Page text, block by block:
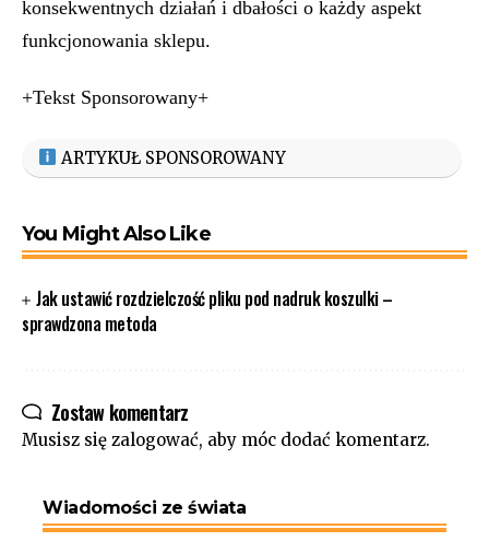
konsekwentnych działań i dbałości o każdy aspekt
funkcjonowania sklepu.
+Tekst Sponsorowany+
ARTYKUŁ SPONSOROWANY
You Might Also Like
Jak ustawić rozdzielczość pliku pod nadruk koszulki –
sprawdzona metoda
Zostaw komentarz
Musisz się zalogować, aby móc dodać komentarz.
Wiadomości ze świata